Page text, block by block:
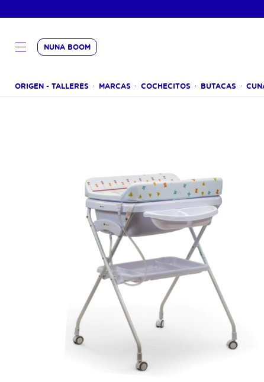
NUNA BOOM
ORIGEN - TALLERES MARCAS COCHECITOS BUTACAS